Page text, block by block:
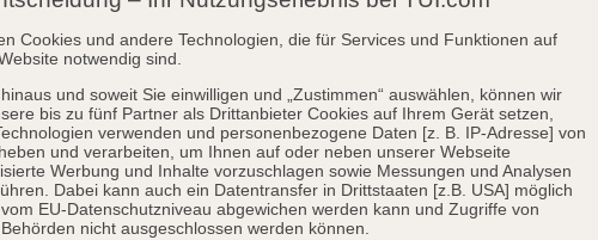
Cookies und andere Technologien, die für Services und Funktionen auf
notwendig sind.
und soweit Sie einwilligen und „Zustimmen“ auswählen, können wir
bis zu fünf Partner als Drittanbieter Cookies auf Ihrem Gerät setzen,
verwenden und personenbezogene Daten [z. B. IP-Adresse] von
und verarbeiten, um Ihnen auf oder neben unserer Webseite
Werbung und Inhalte vorzuschlagen sowie Messungen und Analysen
Dabei kann auch ein Datentransfer in Drittstaaten [z.B. USA] möglich
EU-Datenschutzniveau abgewichen werden kann und Zugriffe von
nicht ausgeschlossen werden können.